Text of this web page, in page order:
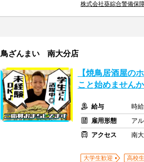
株式会社葵綜合警備保
鳥ざんまい 南大分店
【焼鳥居酒屋の
こと始めません
給与
時
雇用形態
ア
アクセス
南
大学生歓迎 高校